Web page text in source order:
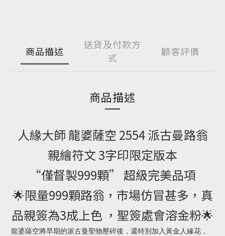
商品描述
送貨及付款方
式
顧客評價
商品描述
人緣大師 龍婆薩空 2554 派古曼路翁
親繪符文 3字印限定版本
“僅督製999顆” 超級完美品項
🌟限量999顆路翁，市場仿冒甚多，真
品親簽為3成上色 ，聖簽處會溶金粉🌟
龍婆薩空將早期的派古曼聖物壓碎後，還特別加入黃金人緣花，